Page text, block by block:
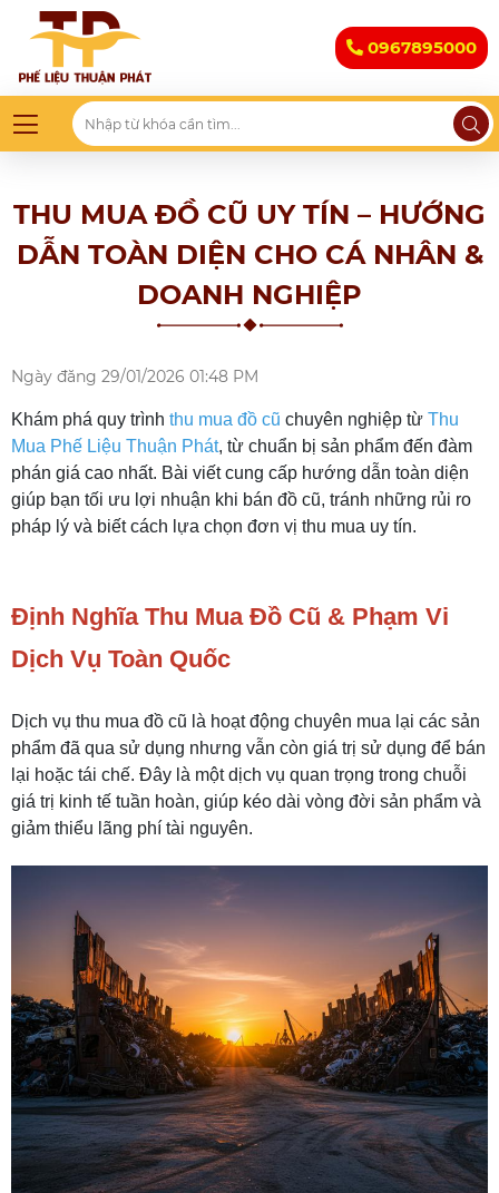
0967895000
THU MUA ĐỒ CŨ UY TÍN – HƯỚNG
DẪN TOÀN DIỆN CHO CÁ NHÂN &
DOANH NGHIỆP
Ngày đăng 29/01/2026 01:48 PM
Khám phá quy trình thu mua đồ cũ chuyên nghiệp từ Thu
Mua Phế Liệu Thuận Phát, từ chuẩn bị sản phẩm đến đàm
phán giá cao nhất. Bài viết cung cấp hướng dẫn toàn diện
giúp bạn tối ưu lợi nhuận khi bán đồ cũ, tránh những rủi ro
pháp lý và biết cách lựa chọn đơn vị thu mua uy tín.
Định Nghĩa Thu Mua Đồ Cũ & Phạm Vi
Dịch Vụ Toàn Quốc
Dịch vụ thu mua đồ cũ là hoạt động chuyên mua lại các sản
phẩm đã qua sử dụng nhưng vẫn còn giá trị sử dụng để bán
lại hoặc tái chế. Đây là một dịch vụ quan trọng trong chuỗi
giá trị kinh tế tuần hoàn, giúp kéo dài vòng đời sản phẩm và
giảm thiểu lãng phí tài nguyên.